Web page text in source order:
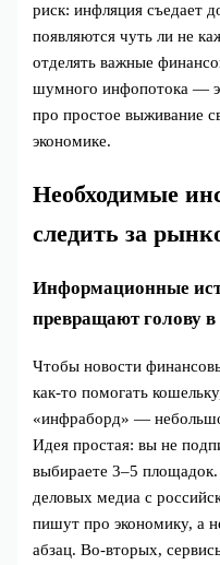
риск: инфляция съедает
появляются чуть ли не
отделять важные
шумного инфопотока —
про простое выживание
экономике.
Необходимые
следить за
Информационные
превращают голову
Чтобы новости
как-то помогать
«инфраборд» —
Идея простая: вы не
выбираете 3–5
деловых медиа с
пишут про экономику, а
абзац. Во‑вторых,